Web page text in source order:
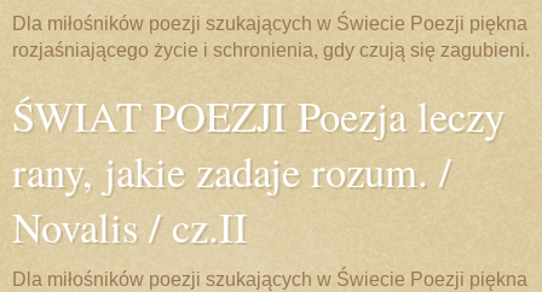
Dla miłośników poezji szukających w Świecie Poezji piękna
rozjaśniającego życie i schronienia, gdy czują się zagubieni.
ŚWIAT POEZJI Poezja leczy
rany, jakie zadaje rozum. /
Novalis / cz.II
Dla miłośników poezji szukających w Świecie Poezji piękna